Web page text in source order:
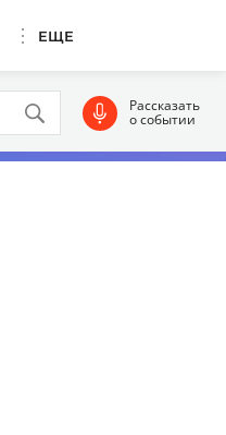
ЕЩЕ
Рассказать
о событии